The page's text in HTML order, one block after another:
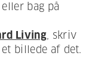
bag på
Living, skriv
billede af det.